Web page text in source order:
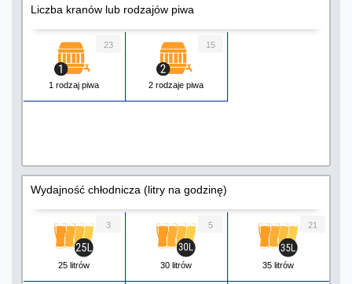
Liczba kranów lub rodzajów piwa
1 rodzaj piwa
23
2 rodzaje piwa
15
Wydajność chłodnicza (litry na godzinę)
25 litrów
3
30 litrów
5
35 litrów
21